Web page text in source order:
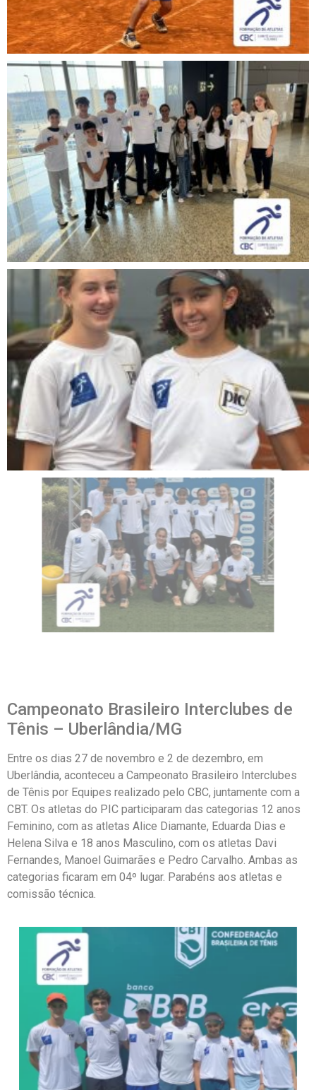
Campeonato Brasileiro Interclubes de
Tênis – Uberlândia/MG
Entre os dias 27 de novembro e 2 de dezembro, em
Uberlândia, aconteceu a Campeonato Brasileiro Interclubes
de Tênis por Equipes realizado pelo CBC, juntamente com a
CBT. Os atletas do PIC participaram das categorias 12 anos
Feminino, com as atletas Alice Diamante, Eduarda Dias e
Helena Silva e 18 anos Masculino, com os atletas Davi
Fernandes, Manoel Guimarães e Pedro Carvalho. Ambas as
categorias ficaram em 04º lugar. Parabéns aos atletas e
comissão técnica.